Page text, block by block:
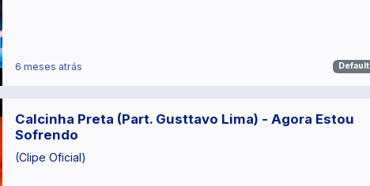
6 meses atrás Default
Calcinha Preta (Part. Gusttavo Lima) - Agora Estou
Sofrendo
(Clipe Oficial)